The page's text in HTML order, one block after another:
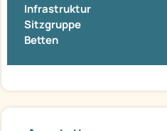
Infrastruktur
Sitzgruppe
Betten